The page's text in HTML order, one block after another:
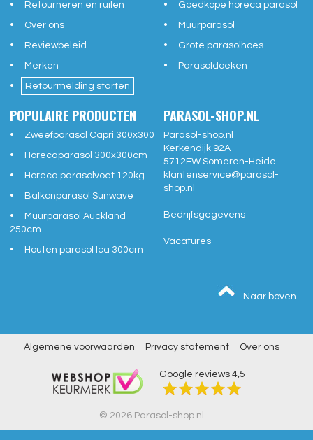
Retourneren en ruilen
Over ons
Reviewbeleid
Merken
Retourmelding starten
Goedkope horeca parasol
Muurparasol
Grote parasolhoes
Parasoldoeken
POPULAIRE PRODUCTEN
Zweefparasol Capri 300x300
Horecaparasol 300x300cm
Horeca parasolvoet 120kg
Balkonparasol Sunwave
Muurparasol Auckland
250cm
Houten parasol Ica 300cm
PARASOL-SHOP.NL
Parasol-shop.nl
Kerkendijk 92A
5712EW Someren-Heide
klantenservice@parasol-
shop.nl
Bedrijfsgegevens
Vacatures
Naar boven
Algemene voorwaarden Privacy statement Over ons
Google reviews 4,5
© 2026 Parasol-shop.nl